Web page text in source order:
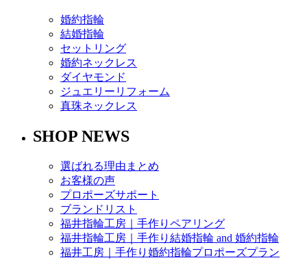
婚約指輪
結婚指輪
セットリング
婚約ネックレス
ダイヤモンド
ジュエリーリフォーム
真珠ネックレス
SHOP NEWS
選ばれる理由まとめ
お客様の声
プロポーズサポート
ブランドリスト
福井指輪工房｜手作りペアリング
福井指輪工房｜手作り結婚指輪 and 婚約指輪
福井工房｜手作り婚約指輪プロポーズプラン